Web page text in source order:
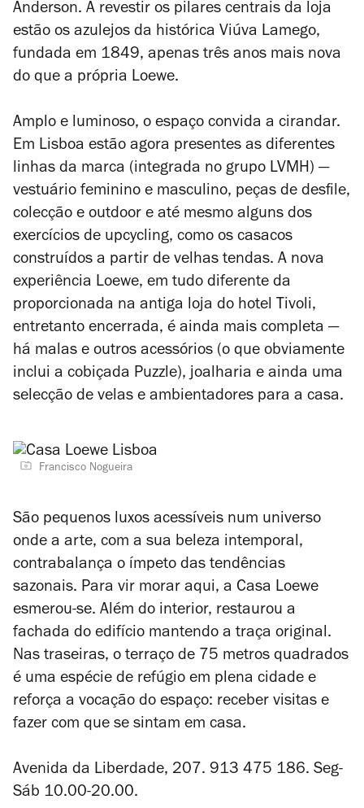
Anderson. A revestir os pilares centrais da loja
estão os azulejos da histórica Viúva Lamego,
fundada em 1849, apenas três anos mais nova
do que a própria Loewe.
Amplo e luminoso, o espaço convida a cirandar.
Em Lisboa estão agora presentes as diferentes
linhas da marca (integrada no grupo LVMH) —
vestuário feminino e masculino, peças de desfile,
colecção e outdoor e até mesmo alguns dos
exercícios de upcycling, como os casacos
construídos a partir de velhas tendas. A nova
experiência Loewe, em tudo diferente da
proporcionada na antiga loja do hotel Tivoli,
entretanto encerrada, é ainda mais completa —
há malas e outros acessórios (o que obviamente
inclui a cobiçada Puzzle), joalharia e ainda uma
selecção de velas e ambientadores para a casa.
Francisco Nogueira
São pequenos luxos acessíveis num universo
onde a arte, com a sua beleza intemporal,
contrabalança o ímpeto das tendências
sazonais. Para vir morar aqui, a Casa Loewe
esmerou-se. Além do interior, restaurou a
fachada do edifício mantendo a traça original.
Nas traseiras, o terraço de 75 metros quadrados
é uma espécie de refúgio em plena cidade e
reforça a vocação do espaço: receber visitas e
fazer com que se sintam em casa.
Avenida da Liberdade, 207. 913 475 186. Seg-
Sáb 10.00-20.00.